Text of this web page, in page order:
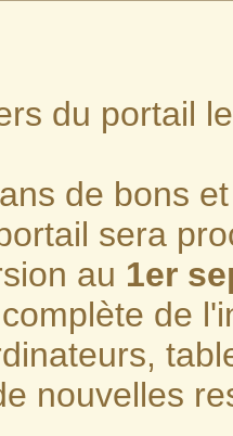
du portail
de bons
sera
au 1er
de
nouvelles